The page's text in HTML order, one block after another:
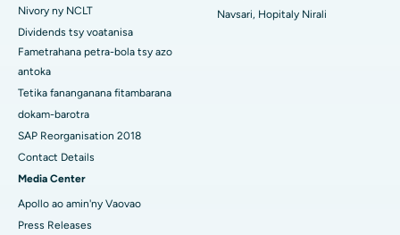
Hopitaly tsara indrindra ao Swargate, Pune
Hopitaly homamiadan'ny vehivavy tsara indrindra any Delhi
Atsimo
Nivory ny NCLT
Dividends tsy voatanisa
Fametrahana petra-bola tsy azo
antoka
Tetika fananganana fitambarana
dokam-barotra
SAP Reorganisation 2018
Contact Details
Media Center
Apollo ao amin'ny Vaovao
Press Releases
Navsari, Hopitaly Nirali